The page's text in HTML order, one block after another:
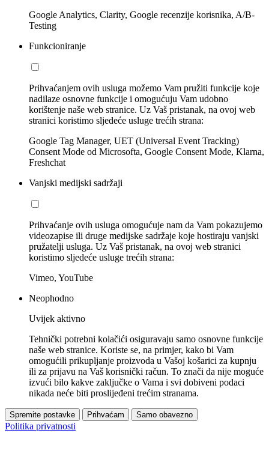
Google Analytics, Clarity, Google recenzije korisnika, A/B-
Testing
Funkcioniranje
Prihvaćanjem ovih usluga možemo Vam pružiti funkcije koje
nadilaze osnovne funkcije i omogućuju Vam udobno
korištenje naše web stranice. Uz Vaš pristanak, na ovoj web
stranici koristimo sljedeće usluge trećih strana:
Google Tag Manager, UET (Universal Event Tracking)
Consent Mode od Microsofta, Google Consent Mode, Klarna,
Freshchat
Vanjski medijski sadržaji
Prihvaćanje ovih usluga omogućuje nam da Vam pokazujemo
videozapise ili druge medijske sadržaje koje hostiraju vanjski
pružatelji usluga. Uz Vaš pristanak, na ovoj web stranici
koristimo sljedeće usluge trećih strana:
Vimeo, YouTube
Neophodno
Uvijek aktivno
Tehnički potrebni kolačići osiguravaju samo osnovne funkcije
naše web stranice. Koriste se, na primjer, kako bi Vam
omogućili prikupljanje proizvoda u Vašoj košarici za kupnju
ili za prijavu na Vaš korisnički račun. To znači da nije moguće
izvući bilo kakve zaključke o Vama i svi dobiveni podaci
nikada neće biti proslijeđeni trećim stranama.
Spremite postavke Prihvaćam Samo obavezno
Politika privatnosti